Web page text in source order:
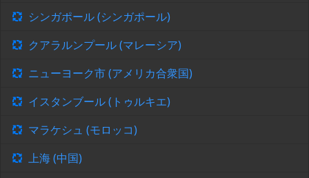
シンガポール (シンガポール)
クアラルンプール (マレーシア)
ニューヨーク市 (アメリカ合衆国)
イスタンブール (トゥルキエ)
マラケシュ (モロッコ)
上海 (中国)